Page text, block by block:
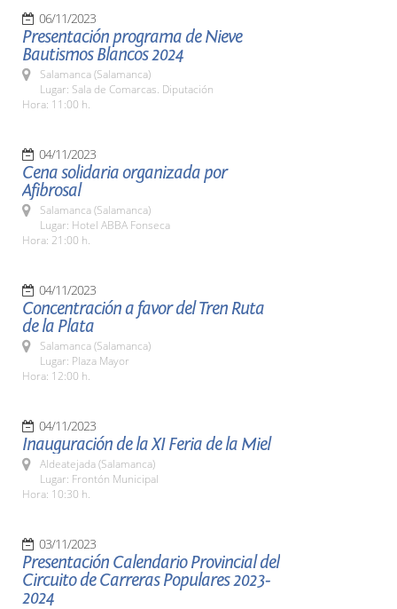
06/11/2023
Presentación programa de Nieve
Bautismos Blancos 2024
Salamanca (Salamanca)
Lugar: Sala de Comarcas. Diputación
Hora: 11:00 h.
04/11/2023
Cena solidaria organizada por
Afibrosal
Salamanca (Salamanca)
Lugar: Hotel ABBA Fonseca
Hora: 21:00 h.
04/11/2023
Concentración a favor del Tren Ruta
de la Plata
Salamanca (Salamanca)
Lugar: Plaza Mayor
Hora: 12:00 h.
04/11/2023
Inauguración de la XI Feria de la Miel
Aldeatejada (Salamanca)
Lugar: Frontón Municipal
Hora: 10:30 h.
03/11/2023
Presentación Calendario Provincial del
Circuito de Carreras Populares 2023-
2024